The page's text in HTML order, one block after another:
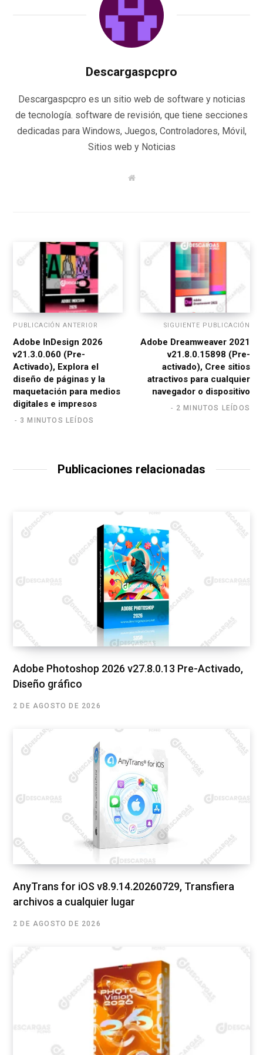
Descargaspcpro
Descargaspcpro es un sitio web de software y noticias
de tecnología. software de revisión, que tiene secciones
dedicadas para Windows, Juegos, Controladores, Móvil,
Sitios web y Noticias
W
PUBLICACIÓN ANTERIOR
Adobe InDesign 2026
v21.3.0.060 (Pre-
Activado), Explora el
diseño de páginas y la
maquetación para medios
digitales e impresos
3 MINUTOS LEÍDOS
SIGUIENTE PUBLICACIÓN
Adobe Dreamweaver 2021
v21.8.0.15898 (Pre-
activado), Cree sitios
atractivos para cualquier
navegador o dispositivo
2 MINUTOS LEÍDOS
Publicaciones relacionadas
Adobe Photoshop 2026 v27.8.0.13 Pre-Activado,
Diseño gráfico
2 DE AGOSTO DE 2026
AnyTrans for iOS v8.9.14.20260729, Transfiera
archivos a cualquier lugar
2 DE AGOSTO DE 2026